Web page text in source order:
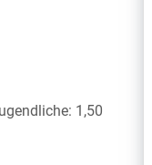
1,50